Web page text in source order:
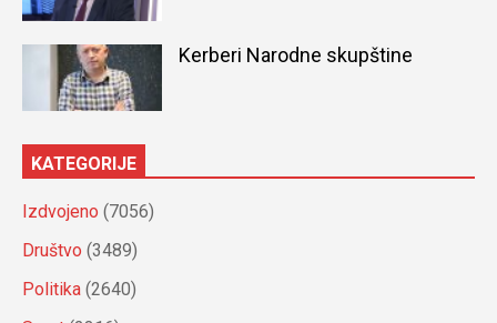
Kerberi Narodne skupštine
KATEGORIJE
Izdvojeno (7056)
Društvo (3489)
Politika (2640)